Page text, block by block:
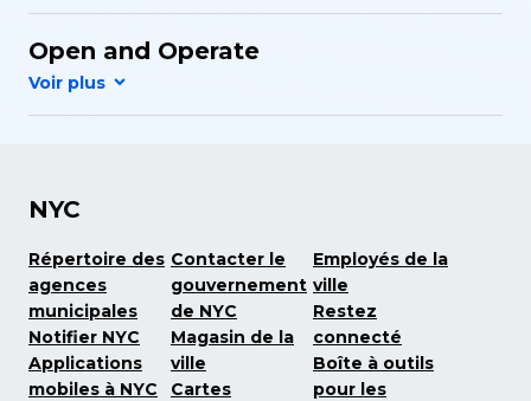
Open and Operate
NYC
Répertoire des
agences
municipales
Notifier NYC
Applications
mobiles à NYC
Contacter le
gouvernement
de NYC
Magasin de la
ville
Cartes
Employés de la
ville
Restez
connecté
Boîte à outils
pour les